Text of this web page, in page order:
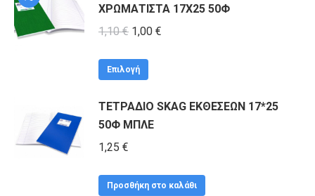
ΧΡΩΜΑΤΙΣΤΑ 17Χ25 50Φ
1,10€ Original
was:
1,00 €
1,00 €.
Επιλογή
προϊόν
έχει
Οι
ΤΕΤΡΑΔΙΟ SKAG ΕΚΘΕΣΕΩΝ 17*25
50Φ ΜΠΛΕ
1,25 €
Προσθήκη στο καλάθι